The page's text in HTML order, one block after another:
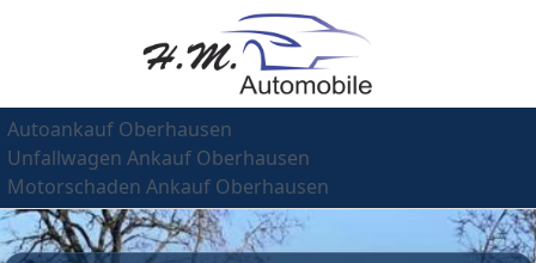
Autoankauf Oberhausen
Unfallwagen Ankauf Oberhausen
Motorschaden Ankauf Oberhausen